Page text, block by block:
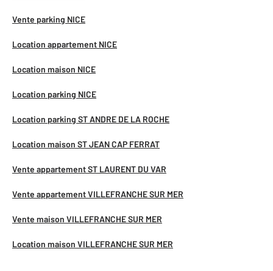
Vente parking NICE
Location appartement NICE
Location maison NICE
Location parking NICE
Location parking ST ANDRE DE LA ROCHE
Location maison ST JEAN CAP FERRAT
Vente appartement ST LAURENT DU VAR
Vente appartement VILLEFRANCHE SUR MER
Vente maison VILLEFRANCHE SUR MER
Location maison VILLEFRANCHE SUR MER